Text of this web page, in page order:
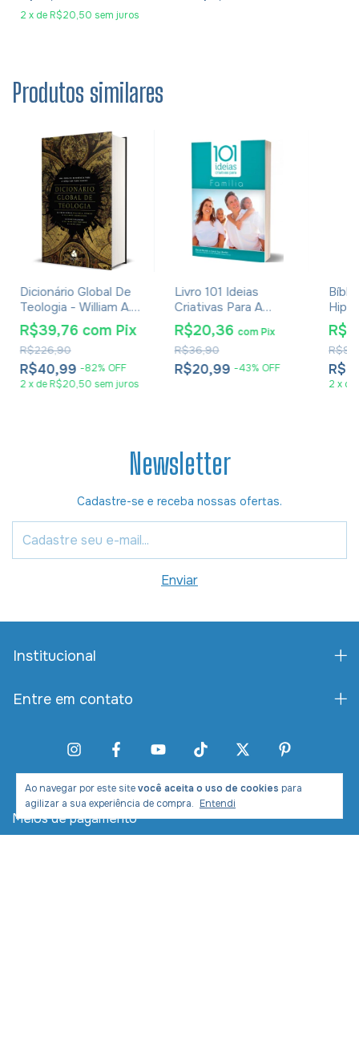
Ao navegar por este sitevocê aceita o uso de cookies para
agilizar a sua experiência de compra. Entendi
2 x de R$20,50 sem juros
Produtos similares
Dicionário Global De
Teologia - William A.
Dyrness
R$40,99 -82% OFF
R$226,90
R$39,76 com Pix
2 xdeR$20,50 sem juros
Livro 101 Ideias
Criativas Para A
Família - David Merkh
R$20,99 -43% OFF
R$36,90
R$20,36 com Pix
2 x de
Newsletter
Cadastre-se e receba nossas ofertas.
Institucional
Entre em contato
Meios de pagamento